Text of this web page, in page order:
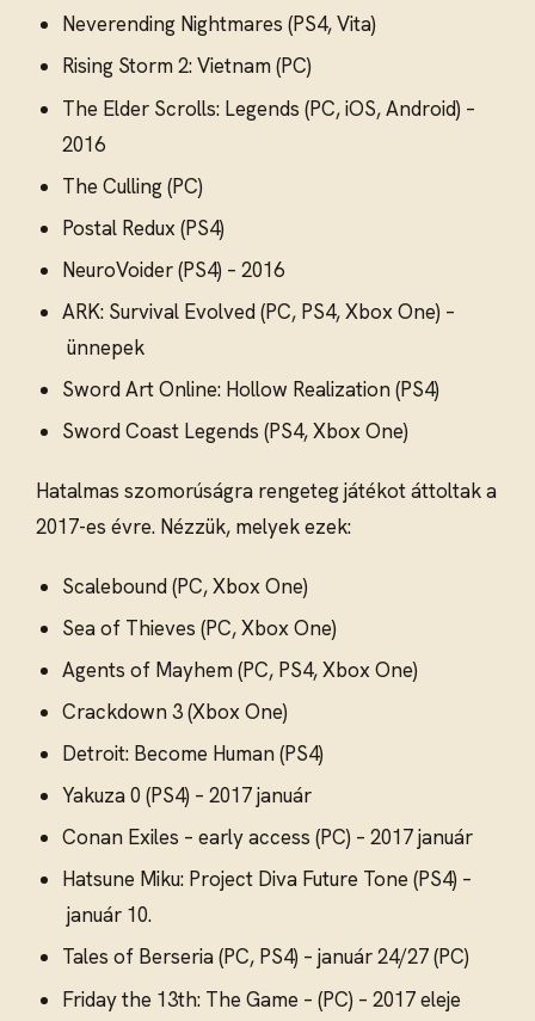
Neverending Nightmares (PS4, Vita)
Rising Storm 2: Vietnam (PC)
The Elder Scrolls: Legends (PC, iOS, Android) –
2016
The Culling (PC)
Postal Redux (PS4)
NeuroVoider (PS4) – 2016
ARK: Survival Evolved (PC, PS4, Xbox One) –
ünnepek
Sword Art Online: Hollow Realization (PS4)
Sword Coast Legends (PS4, Xbox One)
Hatalmas szomorúságra rengeteg játékot áttoltak a
2017-es évre. Nézzük, melyek ezek:
Scalebound (PC, Xbox One)
Sea of Thieves (PC, Xbox One)
Agents of Mayhem (PC, PS4, Xbox One)
Crackdown 3 (Xbox One)
Detroit: Become Human (PS4)
Yakuza 0 (PS4) – 2017 január
Conan Exiles – early access (PC) – 2017 január
Hatsune Miku: Project Diva Future Tone (PS4) –
január 10.
Tales of Berseria (PC, PS4) – január 24/27 (PC)
Friday the 13th: The Game – (PC) – 2017 eleje